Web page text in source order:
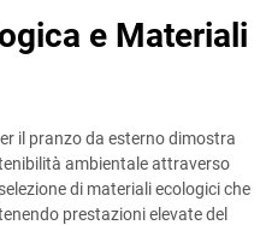
e Materiali
il pranzo da esterno dimostra
ambientale attraverso
di materiali ecologici che
prestazioni elevate del